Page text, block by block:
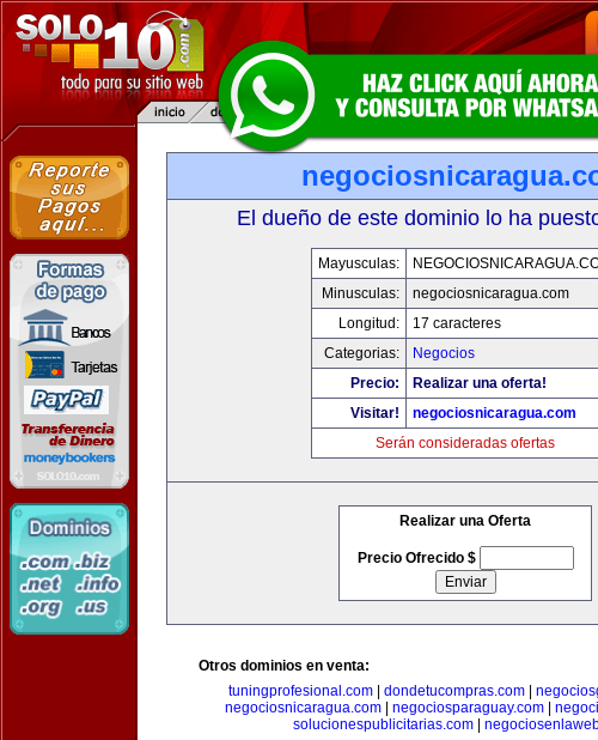
El dueño de este dominio lo ha
Mayusculas:
Minusculas:
negociosnicaragua.com
Longitud:
17 caracteres
Categorias:
Negocios
Precio:
Realizar una oferta!
Visitar!
negociosnicaragua.com
Serán consideradas ofertas
Realizar una Oferta
Precio Ofrecido $
Otros dominios en venta:
tuningprofesional.com| dondetucompras.com|
negociosnicaragua.com
negociosparaguay.com
solucionespublicitarias.com|